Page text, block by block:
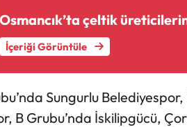
Osmancık’ta çeltik
İçeriği Görüntüle
Sungurlu
B Grubu’nda İskilipgücü,